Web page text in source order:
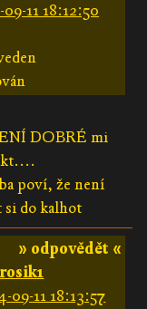
11 18:12:50
DOBRÉ mi
poví, že není
si do kalhot
» odpovědět «
09-11 18:13:57